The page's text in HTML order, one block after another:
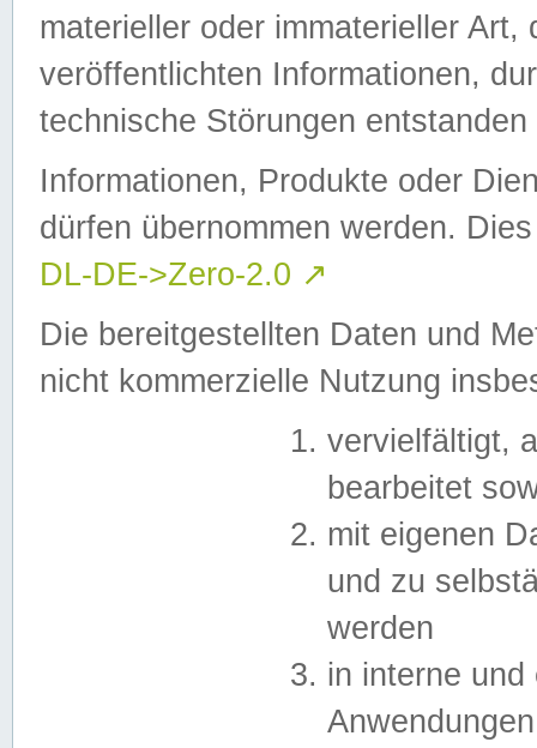
materieller oder immaterieller
veröffentlichten Informationen,
technische Störungen
Informationen, Produkte oder
dürfen übernommen werden.
DL-DE->Zero-2.0 ↗
Die bereitgestellten Daten und
nicht kommerzielle Nutzung
vervielfältigt,
bearbeitet
mit eigenen
und zu
werden
in interne